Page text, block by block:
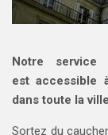
Notre
estaccessible
dans toute la
Sortez du